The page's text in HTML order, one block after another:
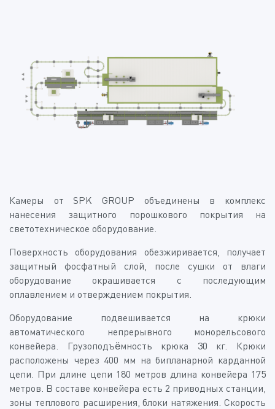
Камеры от SPK GROUP объединены в комплекс
нанесения защитного порошкового покрытия на
светотехническое оборудование.
Поверхность оборудования обезжиривается, получает
защитный фосфатный слой, после сушки от влаги
оборудование окрашивается с последующим
оплавлением и отверждением покрытия.
Оборудование подвешивается на крюки
автоматического непрерывного монорельсового
конвейера. Грузоподъёмность крюка 30 кг. Крюки
расположены через 400 мм на бипланарной карданной
цепи. При длине цепи 180 метров длина конвейера 175
метров. В составе конвейера есть 2 приводных станции,
зоны теплового расширения, блоки натяжения. Скорость